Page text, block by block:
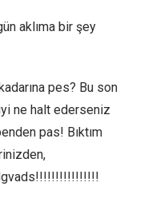
aklıma bir şey
pes? Bu son
ne halt ederseniz
pas! Bıktım